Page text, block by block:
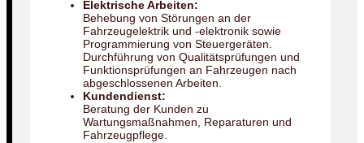
Elektrische Arbeiten:
Behebung von Störungen an der
Fahrzeugelektrik und -elektronik sowie
Programmierung von Steuergeräten.
Durchführung von Qualitätsprüfungen und
Funktionsprüfungen an Fahrzeugen nach
abgeschlossenen Arbeiten.
Kundendienst:
Beratung der Kunden zu
Wartungsmaßnahmen, Reparaturen und
Fahrzeugpflege.